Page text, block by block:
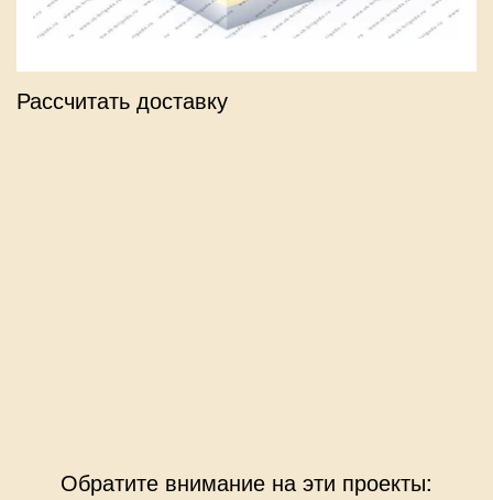
Рассчитать доставку
Обратите внимание на эти проекты: